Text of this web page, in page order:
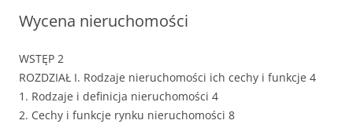
Wycena nieruchomości
WSTĘP 2
ROZDZIAŁ I. Rodzaje nieruchomości ich cechy i funkcje 4
1. Rodzaje i definicja nieruchomości 4
2. Cechy i funkcje rynku nieruchomości 8